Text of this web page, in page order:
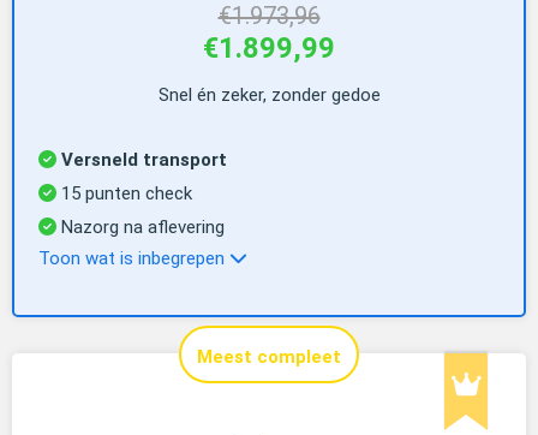
€1.973,96
€1.899,99
Snel én zeker, zonder gedoe
Versneld transport
15 punten check
Nazorg na aflevering
Toon wat is inbegrepen
Meest compleet